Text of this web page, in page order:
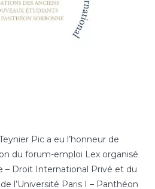
Pic a eu l’honneur de
du forum-emploi Lex organisé
– Droit International Privé et du
l’Université Paris I – Panthéon